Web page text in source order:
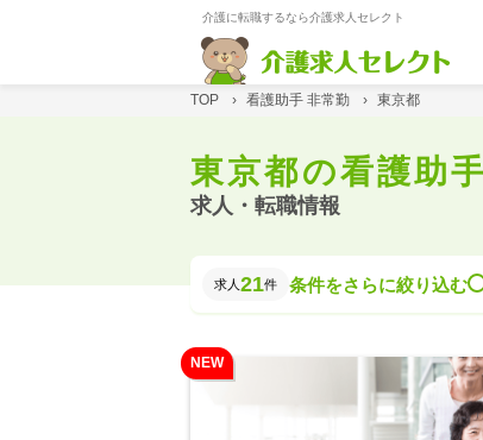
介護に転職するなら介護求人セレクト
TOP › 看護助手 非常勤 › 東京都
東京都の看護助
求人・転職情報
求人 21件 条件をさらに絞り込む
NEW